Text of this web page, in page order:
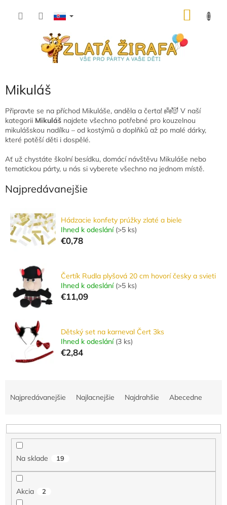
Mikuláš
Připravte se na příchod Mikuláše, anděla a čerta! 👼😈 V naší
kategorii Mikuláš najdete všechno potřebné pro kouzelnou
mikulášskou nadílku – od kostýmů a doplňků až po malé dárky,
které potěší děti i dospělé.
Ať už chystáte školní besídku, domácí návštěvu Mikuláše nebo
tematickou párty, u nás si vyberete všechno na jednom místě.
Najpredávanejšie
Hádzacie konfety prúžky zlaté a biele
Ihned k odeslání (>5 ks)
€0,78
Čertík Rudla plyšová 20 cm hovorí česky a svieti
Ihned k odeslání (>5 ks)
€11,09
Dětský set na karneval Čert 3ks
Ihned k odeslání (3 ks)
€2,84
n
Najpredávanejšie Najlacnejšie Najdrahšie Abecedne
Na sklade 19
Akcia 2